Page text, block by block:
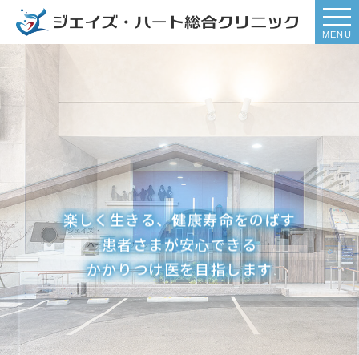
MENU
楽しく生きる、健康寿命をのばす
患者さまが安心できる
かかりつけ医を目指します